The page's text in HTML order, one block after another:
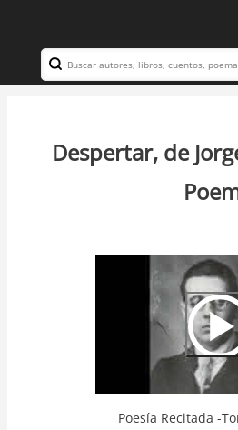
contenido
principal
Navegación
Search
Despertar, de
Url
Poesía Recitada -